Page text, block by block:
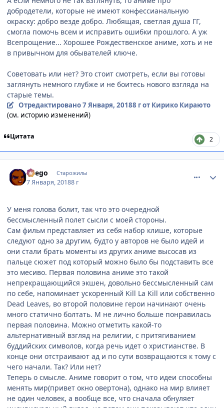
добродетели, которые не имеют конфессианальную
окраску: добро везде добро. Любящая, светлая душа ГГ,
смогла помочь всем и исправить ошибки прошлого. А уж
Всепрощение... Хорошее Рождественское аниме, хоть и не
в привычном для обывателей ключе.
Советовать или нет? Это стоит смотреть, если вы готовы
заглянуть немного глубже и не боитесь нового взгляда на
старые темы.
Отредактировано7 Января, 20188 гот Кирико Кираюто
(см. историю изменений)
Цитата 2
Soego Старожилы
7 Января, 20188 г
У меня голова болит, так что это очередной
бессмысленный полет сысли с моей стороны.
Сам фильм представляет из себя набор клише, которые
следуют одно за другим, будто у авторов не было идей и
они стали брать моменты из других аниме высосав из
пальце сюжет под который можно было бы подставить все
это месиво. Первая половина аниме это такой
непрекращающийся экшен, довольно бессмысленный сам
по себе, напоминает ускоренный Kill La Kill или собственно
Dead Leaves, во второй половине герои начинают очень
много статично болтать. М не лично больше понравилась
первая половина. Можно отметить какой-то
альтернативный взгляд на религии, с притягиванием
буддийских символов, когда речь идет о христианстве. В
конце они отстраивают ад и по сути возвращаются к тому с
чего начали. Так? Или нет?
Теперь о смысле. Аниме говорит о том, что идеи способны
менять мир(привет окно овертона), однако на мир влияет
не один человек, а вообще все, что сначала обнуляет